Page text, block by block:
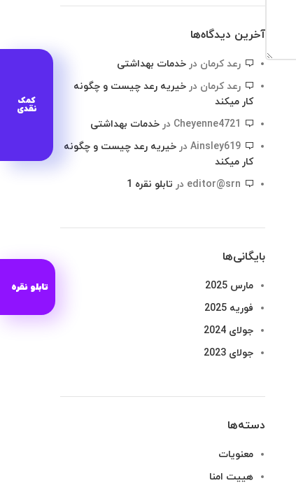
آخرین دیدگاه‌ها
رعد کرمان در خدمات بهداشتی
رعد کرمان در خیریه رعد چیست و چگونه
کار میکند
Cheyenne4721 در خدمات بهداشتی
Ainsley619 در خیریه رعد چیست و چگونه
کار میکند
editor@srn در تابلو نقره 1
بایگانی‌ها
مارس 2025
فوریه 2025
جولای 2024
جولای 2023
دسته‌ها
معنویات
هییت امنا
تابلو نقره
کمک
نقدی